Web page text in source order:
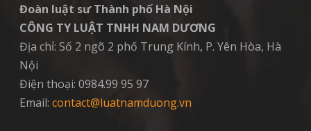
Đoàn luật sư Thành phố Hà Nội
CÔNG TY LUẬT TNHH NAM DƯƠNG
Địa chỉ: Số 2 ngõ 2 phố Trung Kính, P. Yên Hòa, Hà
Nội
Điện thoại: 0984.99 95 97
Email: contact@luatnamduong.vn